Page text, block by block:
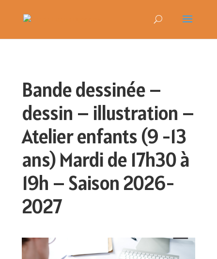
Bande dessinée –
dessin – illustration –
Atelier enfants (9 -13
ans) Mardi de 17h30 à
19h – Saison 2026-
2027